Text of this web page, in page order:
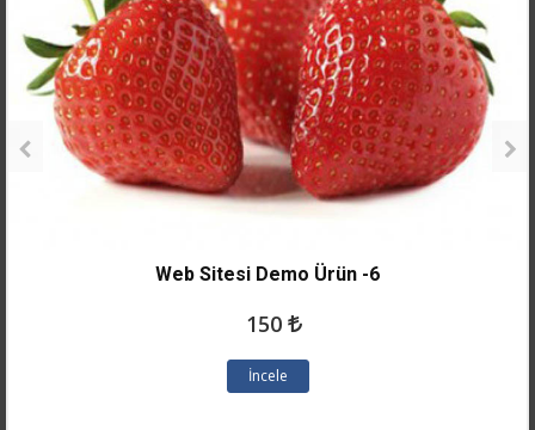
Web Sitesi Demo Ürün -6
150
İncele